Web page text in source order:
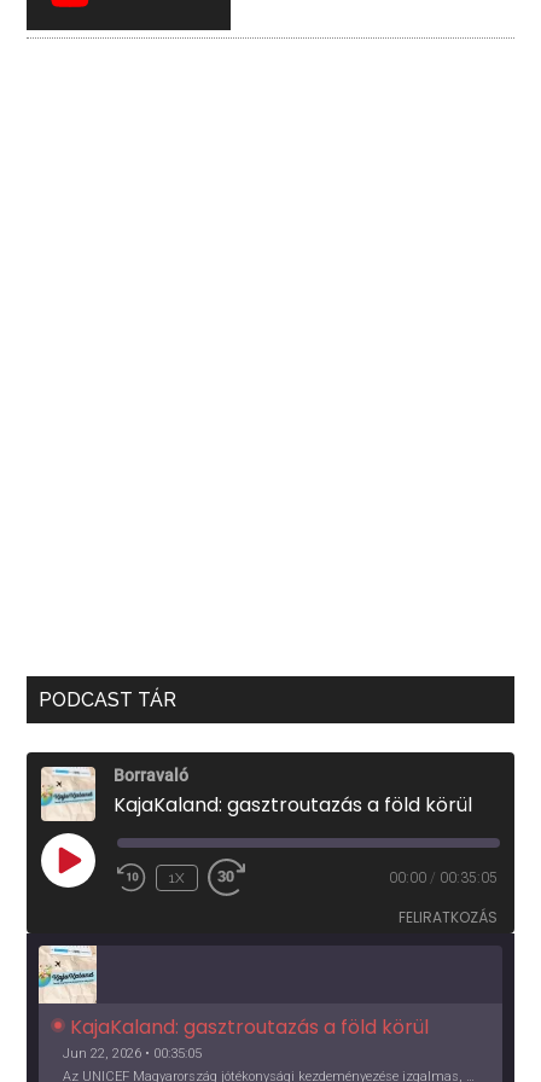
PODCAST TÁR
Borravaló
KajaKaland: gasztroutazás a föld körül
PLAY
EPISODE
1X 00:00 / 00:35:05
FELIRATKOZÁS
KajaKaland: gasztroutazás a föld körül
Jun 22, 2026 • 00:35:05
Az UNICEF Magyarország jótékonysági kezdeményezése izgalmas, egész éves világkörüli ízutazásra hív, igazi családi program és gasztroedukáció, illetve segítség a rászorulóknak is egyben.